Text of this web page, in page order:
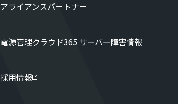
アライアンスパートナー
電源管理クラウド365 サーバー障害情報
採用情報